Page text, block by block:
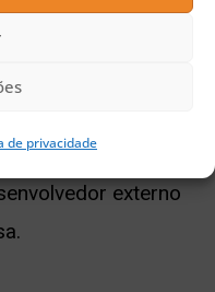
de privacidade
se vemos um
parece ser um
que é
externo